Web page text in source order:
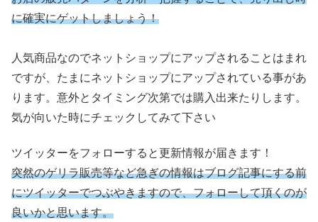
に確実にゲットしましょう！
人気商品なのでネットショップにアップされることはまれ
ですが、たまにネットショップにアップされている事があ
ります。意外とタイミング次第では購入出来たりします。
気が向いた時にチェックしてみて下さい
ツイッターをフォローすると更新情報が届きます！
突然のゲリラ販売等など急ぎの情報はブログ記事にする前
にツイッターでつぶやきますので、フォローして頂くのが
良いかと思います。